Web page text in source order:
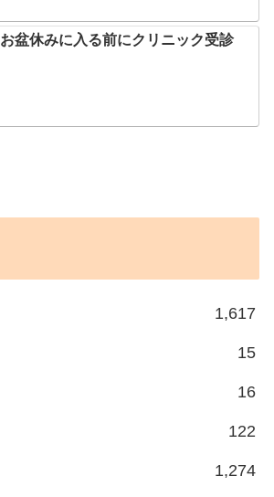
お盆休みに入る前にクリニック受診
1,617
15
16
122
1,274